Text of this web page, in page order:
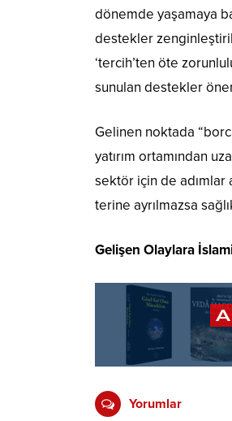
dönemde yaşamaya
destekler
‘tercih’ten öte
sunulan destekler
Gelinen noktada
yatırım ortamından
sektör için de adımlar
terine ayrılmazsa
Gelişen Olaylara
Yorumlar